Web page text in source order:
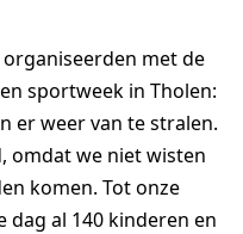
FAMILYLIFE
ER IS HOOP
IMPACT NEXT
organiseerden met de
sportweek in Tholen:
er weer van te stralen.
omdat we niet wisten
komen. Tot onze
dag al 140 kinderen en